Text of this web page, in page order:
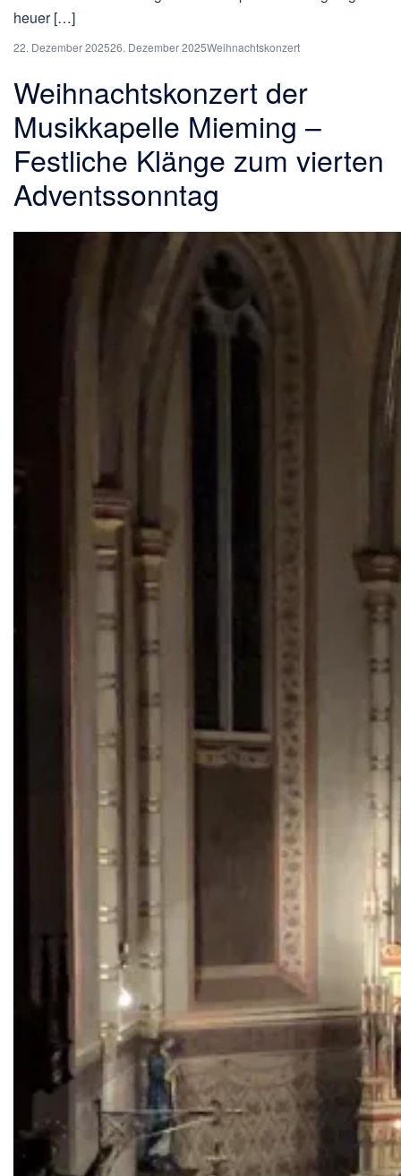
heuer […]
22. Dezember 202526. Dezember 2025Weihnachtskonzert
Weihnachtskonzert der
Musikkapelle Mieming –
Festliche Klänge zum vierten
Adventssonntag